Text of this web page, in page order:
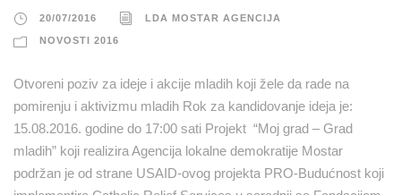
20/07/2016 LDA MOSTAR AGENCIJA
NOVOSTI 2016
Otvoreni poziv za ideje i akcije mladih koji žele da rade na
pomirenju i aktivizmu mladih Rok za kandidovanje ideja je:
15.08.2016. godine do 17:00 sati Projekt “Moj grad – Grad
mladih” koji realizira Agencija lokalne demokratije Mostar
podržan je od strane USAID-ovog projekta PRO-Budućnost koji